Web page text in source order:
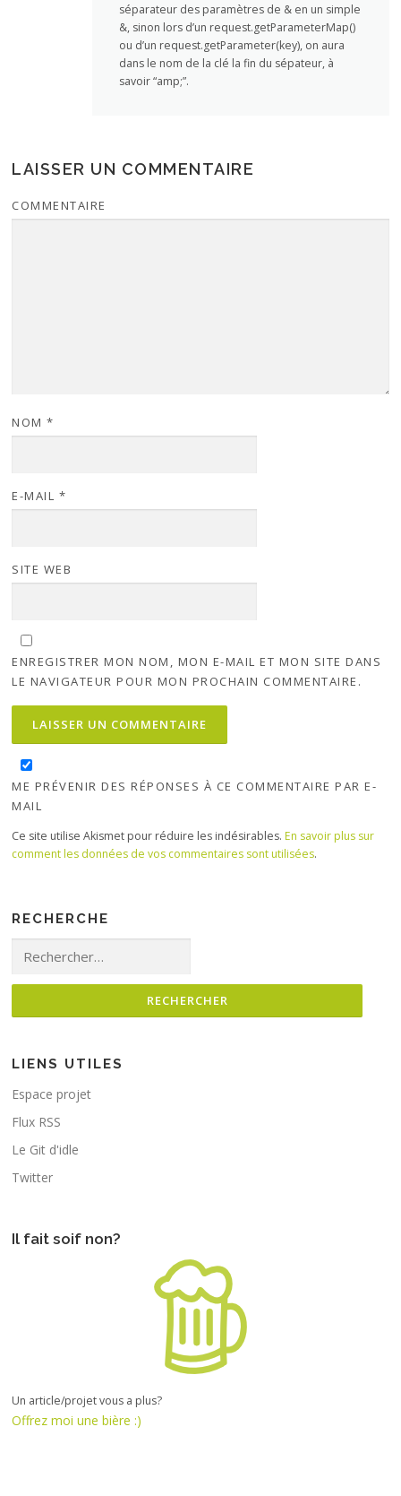
séparateur des paramètres de & en un simple
&, sinon lors d’un request.getParameterMap()
ou d’un request.getParameter(key), on aura
dans le nom de la clé la fin du sépateur, à
savoir “amp;”.
LAISSER UN COMMENTAIRE
COMMENTAIRE
NOM*
E-MAIL *
SITE WEB
ENREGISTRER MON NOM, MON E-MAIL ET MON SITE DANS
LE NAVIGATEUR POUR MON PROCHAIN COMMENTAIRE.
ME PRÉVENIR DES RÉPONSES À CE COMMENTAIRE PAR E-
MAIL
Ce site utilise Akismet pour réduire les indésirables.En savoir plus sur
comment les données de vos commentaires sont utilisées.
RECHERCHE
LIENS UTILES
Espace projet
Flux RSS
Le Git d'idle
Twitter
Il fait soif non?
Un article/projet vous a plus?
Offrez moi une bière :)